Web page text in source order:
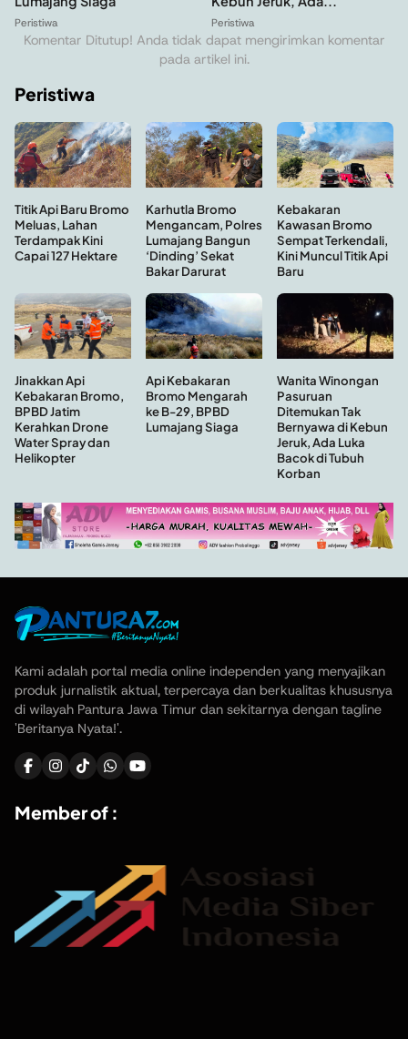
Peristiwa Peristiwa
Komentar Ditutup! Anda tidak dapat mengirimkan komentar
pada artikel ini.
Peristiwa
Titik Api Baru Bromo
Meluas, Lahan
Terdampak Kini
Capai 127 Hektare
Karhutla Bromo
Mengancam, Polres
Lumajang Bangun
‘Dinding’ Sekat
Bakar Darurat
Kebakaran
Kawasan Bromo
Sempat Terkendali,
Kini Muncul Titik Api
Baru
Jinakkan Api
Kebakaran Bromo,
BPBD Jatim
Kerahkan Drone
Water Spray dan
Helikopter
Api Kebakaran
Bromo Mengarah
ke B-29, BPBD
Lumajang Siaga
Wanita Winongan
Pasuruan
Ditemukan Tak
Bernyawa di Kebun
Jeruk, Ada Luka
Bacok di Tubuh
Korban
Kami adalah portal media online independen yang menyajikan
produk jurnalistik aktual, terpercaya dan berkualitas khususnya
di wilayah Pantura Jawa Timur dan sekitarnya dengan tagline
'Beritanya Nyata!'.
Member of :